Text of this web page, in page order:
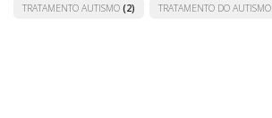
TRATAMENTO AUTISMO (2) TRATAMENTO DO AUTISMO